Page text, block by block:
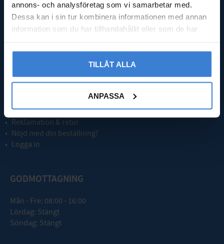
annons- och analysföretag som vi samarbetar med.
Dessa kan i sin tur kombinera informationen med annan
information som du har tillhandahållit eller som de har
TILLÅT ALLA
ANPASSA
SNABBLÄNKAR
Nyheter
Integritetspolicy
Reklamation & retur
Nöjd med din beställning?
Logga in
GODMOTTAGNING
Mån - Fre: 08:00 - 16:00
Lördag: Stängt
Söndag: Stängt